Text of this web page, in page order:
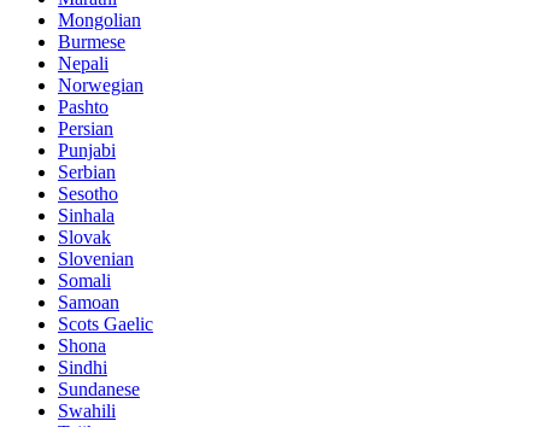
Mongolian
Burmese
Nepali
Norwegian
Pashto
Persian
Punjabi
Serbian
Sesotho
Sinhala
Slovak
Slovenian
Somali
Samoan
Scots Gaelic
Shona
Sindhi
Sundanese
Swahili